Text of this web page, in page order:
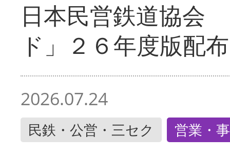
日本民営鉄道協会
ド」２６年度版配布
2026.07.24
民鉄・公営・三セク 営業・